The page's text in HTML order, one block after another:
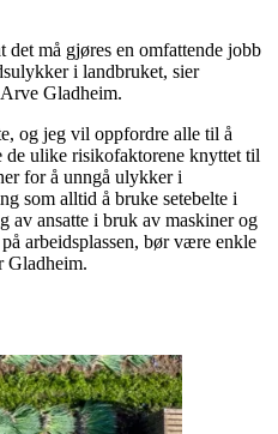
det må gjøres en omfattende jobb
i landbruket, sier
Gladheim.
og jeg vil oppfordre alle til å
de ulike risikofaktorene knyttet til
for å unngå ulykker i
som alltid å bruke setebelte i
av ansatte i bruk av maskiner og
arbeidsplassen, bør være enkle
Gladheim.